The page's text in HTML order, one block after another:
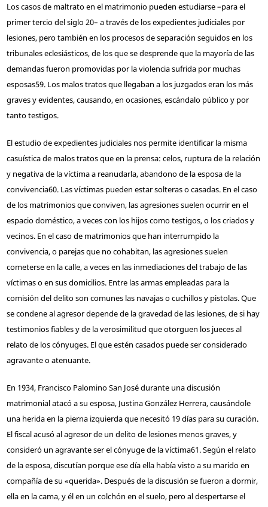
Los casos de maltrato en el matrimonio pueden estudiarse –para el
primer tercio del siglo 20– a través de los expedientes judiciales por
lesiones, pero también en los procesos de separación seguidos en los
tribunales eclesiásticos, de los que se desprende que la mayoría de las
demandas fueron promovidas por la violencia sufrida por muchas
esposas59. Los malos tratos que llegaban a los juzgados eran los más
graves y evidentes, causando, en ocasiones, escándalo público y por
tanto testigos.
El estudio de expedientes judiciales nos permite identificar la misma
casuística de malos tratos que en la prensa: celos, ruptura de la relación
y negativa de la víctima a reanudarla, abandono de la esposa de la
convivencia60. Las víctimas pueden estar solteras o casadas. En el caso
de los matrimonios que conviven, las agresiones suelen ocurrir en el
espacio doméstico, a veces con los hijos como testigos, o los criados y
vecinos. En el caso de matrimonios que han interrumpido la
convivencia, o parejas que no cohabitan, las agresiones suelen
cometerse en la calle, a veces en las inmediaciones del trabajo de las
víctimas o en sus domicilios. Entre las armas empleadas para la
comisión del delito son comunes las navajas o cuchillos y pistolas. Que
se condene al agresor depende de la gravedad de las lesiones, de si hay
testimonios fiables y de la verosimilitud que otorguen los jueces al
relato de los cónyuges. El que estén casados puede ser considerado
agravante o atenuante.
En 1934, Francisco Palomino San José durante una discusión
matrimonial atacó a su esposa, Justina González Herrera, causándole
una herida en la pierna izquierda que necesitó 19 días para su curación.
El fiscal acusó al agresor de un delito de lesiones menos graves, y
consideró un agravante ser el cónyuge de la víctima61. Según el relato
de la esposa, discutían porque ese día ella había visto a su marido en
compañía de su «querida». Después de la discusión se fueron a dormir,
ella en la cama, y él en un colchón en el suelo, pero al despertarse el